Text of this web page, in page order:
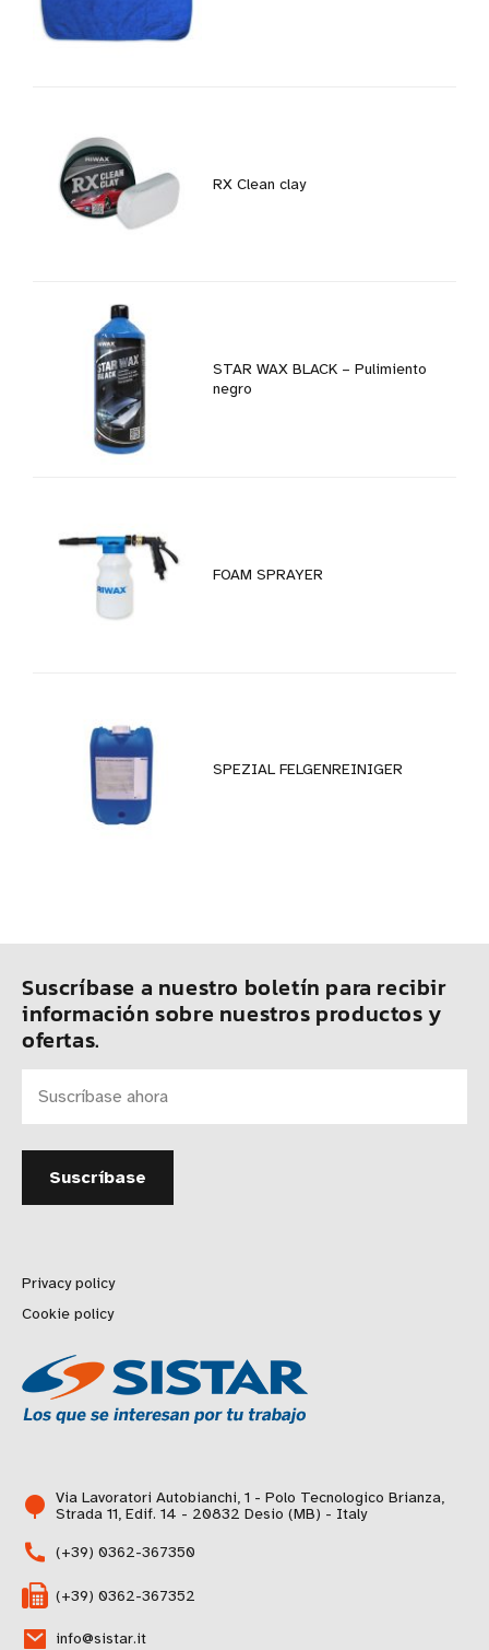
RX Clean clay
STAR WAX BLACK – Pulimiento
negro
FOAM SPRAYER
SPEZIAL FELGENREINIGER
Suscríbase a nuestro boletín para recibir
información sobre nuestros productos y
ofertas.
Privacy policy
Cookie policy
Via Lavoratori Autobianchi, 1 - Polo Tecnologico Brianza,
Strada 11, Edif. 14 - 20832 Desio (MB) - Italy
(+39) 0362-367350
(+39) 0362-367352
info@sistar.it